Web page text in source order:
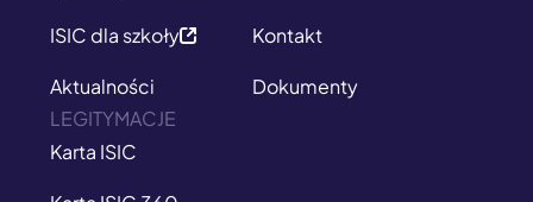
ISIC dla szkoły
Aktualności
Kontakt
Dokumenty
LEGITYMACJE
Karta ISIC